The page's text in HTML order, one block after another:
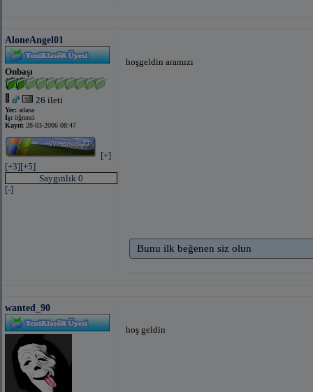
AloneAngel01
Onbaşı
26 ileti
Yer: adana
İş: öğrenci
Kayıt: 28-03-2006 08:47
[+]
[+3][+5]
Saygınlık 0
[-]
hoşgeldin aramızı
Bunu ilk beğenen siz olun
wanted_90
hoş geldin